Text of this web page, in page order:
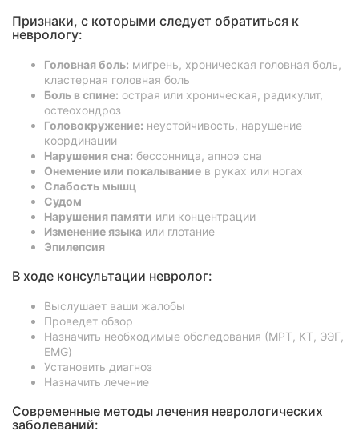
Признаки, с которыми следует обратиться к
неврологу:
Головная боль: мигрень, хроническая головная боль,
кластерная головная боль
Боль в спине: острая или хроническая, радикулит,
остеохондроз
Головокружение: неустойчивость, нарушение
координации
Нарушения сна: бессонница, апноэ сна
Онемение или покалывание в руках или ногах
Слабость мышц
Судом
Нарушения памяти или концентрации
Изменение языка или глотание
Эпилепсия
В ходе консультации невролог:
Выслушает ваши жалобы
Проведет обзор
Назначить необходимые обследования (МРТ, КТ, ЭЭГ,
EMG)
Установить диагноз
Назначить лечение
Современные методы лечения неврологических
заболеваний: